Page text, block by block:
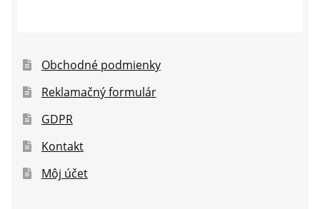
Obchodné podmienky
Reklamačný formulár
GDPR
Kontakt
Môj účet